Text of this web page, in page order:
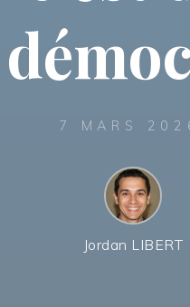
7 MARS
Jordan LIBERT